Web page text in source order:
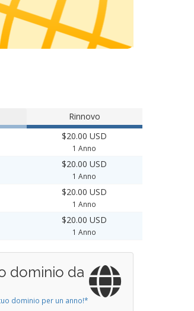
Rinnovo
$20.00 USD
1 Anno
$20.00 USD
1 Anno
$20.00 USD
1 Anno
$20.00 USD
1 Anno
dominio da
dominio per un anno!*